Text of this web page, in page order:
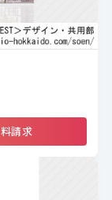
請求